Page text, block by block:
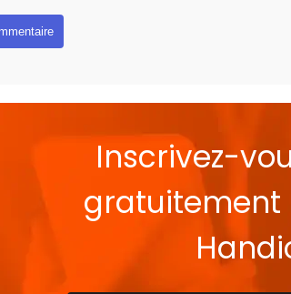
Inscrivez-
gratuitement